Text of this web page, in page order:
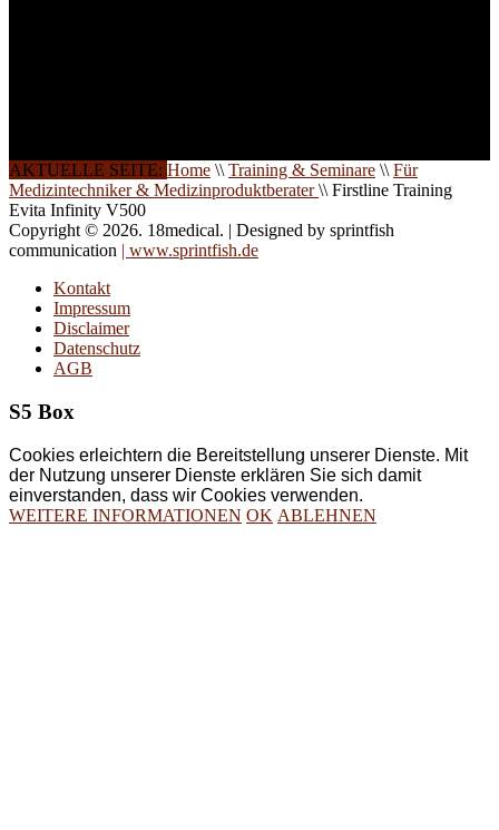
AKTUELLE SEITE: Home \\ Training & Seminare \\ Für
Medizintechniker & Medizinproduktberater\\ Firstline Training
Evita Infinity V500
Copyright © 2026. 18medical. | Designed by sprintfish
communication | www.sprintfish.de
Kontakt
Impressum
Disclaimer
Datenschutz
AGB
S5 Box
Cookies erleichtern die Bereitstellung unserer Dienste. Mit
der Nutzung unserer Dienste erklären Sie sich damit
einverstanden, dass wir Cookies verwenden.
WEITERE INFORMATIONEN OK ABLEHNEN